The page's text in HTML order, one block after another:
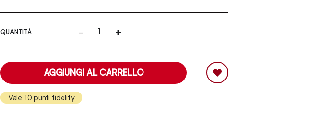
QUANTITÀ - +
AGGIUNGI AL CARRELLO
Vale 10 punti fidelity